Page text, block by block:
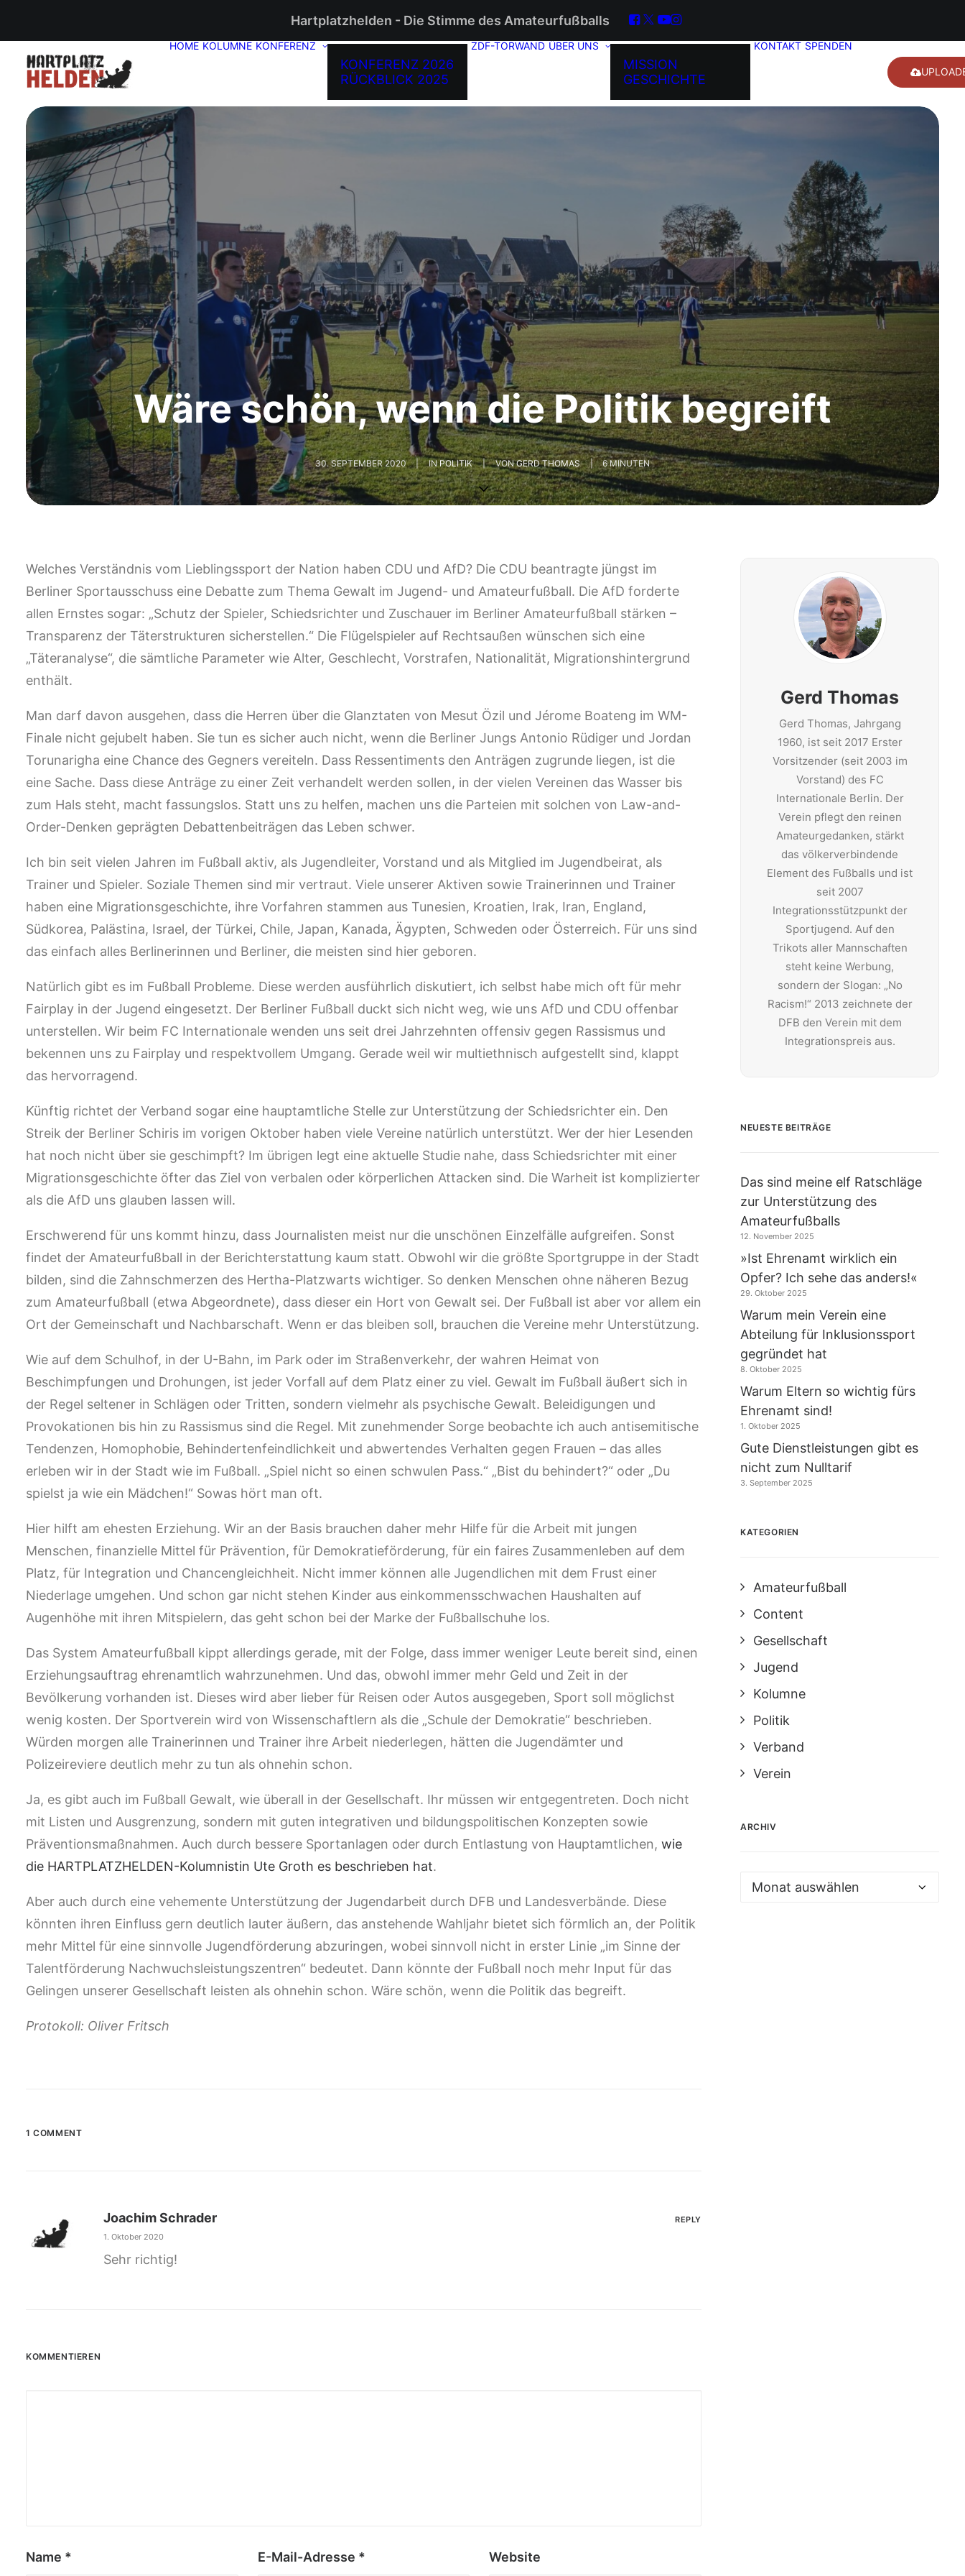
Hartplatzhelden - Die Stimme des Amateurfußballs
HOME KOLUMNE KONFERENZ
KONFERENZ 2026
RÜCKBLICK 2025
ZDF-TORWAND ÜBER UNS
MISSION
GESCHICHTE
KONTAKT SPENDEN
Wäre schön, wenn die Politik begreift
30. SEPTEMBER 2020 | INPOLITIK | VONGERD THOMAS | 6 MINUTEN
Welches Verständnis vom Lieblingssport der Nation haben CDU und AfD? Die CDU beantragte jüngst im
Berliner Sportausschuss eine Debatte zum Thema Gewalt im Jugend- und Amateurfußball. Die AfD forderte
allen Ernstes sogar: „Schutz der Spieler, Schiedsrichter und Zuschauer im Berliner Amateurfußball stärken –
Transparenz der Täterstrukturen sicherstellen.“ Die Flügelspieler auf Rechtsaußen wünschen sich eine
„Täteranalyse“, die sämtliche Parameter wie Alter, Geschlecht, Vorstrafen, Nationalität, Migrationshintergrund
enthält.
Man darf davon ausgehen, dass die Herren über die Glanztaten von Mesut Özil und Jérome Boateng im WM-
Finale nicht gejubelt haben. Sie tun es sicher auch nicht, wenn die Berliner Jungs Antonio Rüdiger und Jordan
Torunarigha eine Chance des Gegners vereiteln. Dass Ressentiments den Anträgen zugrunde liegen, ist die
eine Sache. Dass diese Anträge zu einer Zeit verhandelt werden sollen, in der vielen Vereinen das Wasser bis
zum Hals steht, macht fassungslos. Statt uns zu helfen, machen uns die Parteien mit solchen von Law-and-
Order-Denken geprägten Debattenbeiträgen das Leben schwer.
Ich bin seit vielen Jahren im Fußball aktiv, als Jugendleiter, Vorstand und als Mitglied im Jugendbeirat, als
Trainer und Spieler. Soziale Themen sind mir vertraut. Viele unserer Aktiven sowie Trainerinnen und Trainer
haben eine Migrationsgeschichte, ihre Vorfahren stammen aus Tunesien, Kroatien, Irak, Iran, England,
Südkorea, Palästina, Israel, der Türkei, Chile, Japan, Kanada, Ägypten, Schweden oder Österreich. Für uns sind
das einfach alles Berlinerinnen und Berliner, die meisten sind hier geboren.
Natürlich gibt es im Fußball Probleme. Diese werden ausführlich diskutiert, ich selbst habe mich oft für mehr
Fairplay in der Jugend eingesetzt. Der Berliner Fußball duckt sich nicht weg, wie uns AfD und CDU offenbar
unterstellen. Wir beim FC Internationale wenden uns seit drei Jahrzehnten offensiv gegen Rassismus und
bekennen uns zu Fairplay und respektvollem Umgang. Gerade weil wir multiethnisch aufgestellt sind, klappt
das hervorragend.
Künftig richtet der Verband sogar eine hauptamtliche Stelle zur Unterstützung der Schiedsrichter ein. Den
Streik der Berliner Schiris im vorigen Oktober haben viele Vereine natürlich unterstützt. Wer der hier Lesenden
hat noch nicht über sie geschimpft? Im übrigen legt eine aktuelle Studie nahe, dass Schiedsrichter mit einer
Migrationsgeschichte öfter das Ziel von verbalen oder körperlichen Attacken sind. Die Warheit ist komplizierter
als die AfD uns glauben lassen will.
Erschwerend für uns kommt hinzu, dass Journalisten meist nur die unschönen Einzelfälle aufgreifen. Sonst
findet der Amateurfußball in der Berichterstattung kaum statt. Obwohl wir die größte Sportgruppe in der Stadt
bilden, sind die Zahnschmerzen des Hertha-Platzwarts wichtiger. So denken Menschen ohne näheren Bezug
zum Amateurfußball (etwa Abgeordnete), dass dieser ein Hort von Gewalt sei. Der Fußball ist aber vor allem ein
Ort der Gemeinschaft und Nachbarschaft. Wenn er das bleiben soll, brauchen die Vereine mehr Unterstützung.
Wie auf dem Schulhof, in der U-Bahn, im Park oder im Straßenverkehr, der wahren Heimat von
Beschimpfungen und Drohungen, ist jeder Vorfall auf dem Platz einer zu viel. Gewalt im Fußball äußert sich in
der Regel seltener in Schlägen oder Tritten, sondern vielmehr als psychische Gewalt. Beleidigungen und
Provokationen bis hin zu Rassismus sind die Regel. Mit zunehmender Sorge beobachte ich auch antisemitische
Tendenzen, Homophobie, Behindertenfeindlichkeit und abwertendes Verhalten gegen Frauen – das alles
erleben wir in der Stadt wie im Fußball. „Spiel nicht so einen schwulen Pass.“ „Bist du behindert?“ oder „Du
spielst ja wie ein Mädchen!“ Sowas hört man oft.
Hier hilft am ehesten Erziehung. Wir an der Basis brauchen daher mehr Hilfe für die Arbeit mit jungen
Menschen, finanzielle Mittel für Prävention, für Demokratieförderung, für ein faires Zusammenleben auf dem
Platz, für Integration und Chancengleichheit. Nicht immer können alle Jugendlichen mit dem Frust einer
Niederlage umgehen. Und schon gar nicht stehen Kinder aus einkommensschwachen Haushalten auf
Augenhöhe mit ihren Mitspielern, das geht schon bei der Marke der Fußballschuhe los.
Das System Amateurfußball kippt allerdings gerade, mit der Folge, dass immer weniger Leute bereit sind, einen
Erziehungsauftrag ehrenamtlich wahrzunehmen. Und das, obwohl immer mehr Geld und Zeit in der
Bevölkerung vorhanden ist. Dieses wird aber lieber für Reisen oder Autos ausgegeben, Sport soll möglichst
wenig kosten. Der Sportverein wird von Wissenschaftlern als die „Schule der Demokratie“ beschrieben.
Würden morgen alle Trainerinnen und Trainer ihre Arbeit niederlegen, hätten die Jugendämter und
Polizeireviere deutlich mehr zu tun als ohnehin schon.
Ja, es gibt auch im Fußball Gewalt, wie überall in der Gesellschaft. Ihr müssen wir entgegentreten. Doch nicht
mit Listen und Ausgrenzung, sondern mit guten integrativen und bildungspolitischen Konzepten sowie
Präventionsmaßnahmen. Auch durch bessere Sportanlagen oder durch Entlastung von Hauptamtlichen, wie
die HARTPLATZHELDEN-Kolumnistin Ute Groth es beschrieben hat.
Aber auch durch eine vehemente Unterstützung der Jugendarbeit durch DFB und Landesverbände. Diese
könnten ihren Einfluss gern deutlich lauter äußern, das anstehende Wahljahr bietet sich förmlich an, der Politik
mehr Mittel für eine sinnvolle Jugendförderung abzuringen, wobei sinnvoll nicht in erster Linie „im Sinne der
Talentförderung Nachwuchsleistungszentren“ bedeutet. Dann könnte der Fußball noch mehr Input für das
Gelingen unserer Gesellschaft leisten als ohnehin schon. Wäre schön, wenn die Politik das begreift.
Protokoll: Oliver Fritsch
1 COMMENT
Joachim Schrader
1. Oktober 2020
Sehr richtig!
REPLY
KOMMENTIEREN
Name * E-Mail-Adresse * Website
Gerd Thomas
Gerd Thomas, Jahrgang
1960, ist seit 2017 Erster
Vorsitzender (seit 2003 im
Vorstand) des FC
Internationale Berlin. Der
Verein pflegt den reinen
Amateurgedanken, stärkt
das völkerverbindende
Element des Fußballs und ist
seit 2007
Integrationsstützpunkt der
Sportjugend. Auf den
Trikots aller Mannschaften
steht keine Werbung,
sondern der Slogan: „No
Racism!“ 2013 zeichnete der
DFB den Verein mit dem
Integrationspreis aus.
NEUESTE BEITRÄGE
Das sind meine elf Ratschläge
zur Unterstützung des
Amateurfußballs
12. November 2025
»Ist Ehrenamt wirklich ein
Opfer? Ich sehe das anders!«
29. Oktober 2025
Warum mein Verein eine
Abteilung für Inklusionssport
gegründet hat
8. Oktober 2025
Warum Eltern so wichtig fürs
Ehrenamt sind!
1. Oktober 2025
Gute Dienstleistungen gibt es
nicht zum Nulltarif
3. September 2025
KATEGORIEN
Amateurfußball
Content
Gesellschaft
Jugend
Kolumne
Politik
Verband
Verein
ARCHIV
Archiv